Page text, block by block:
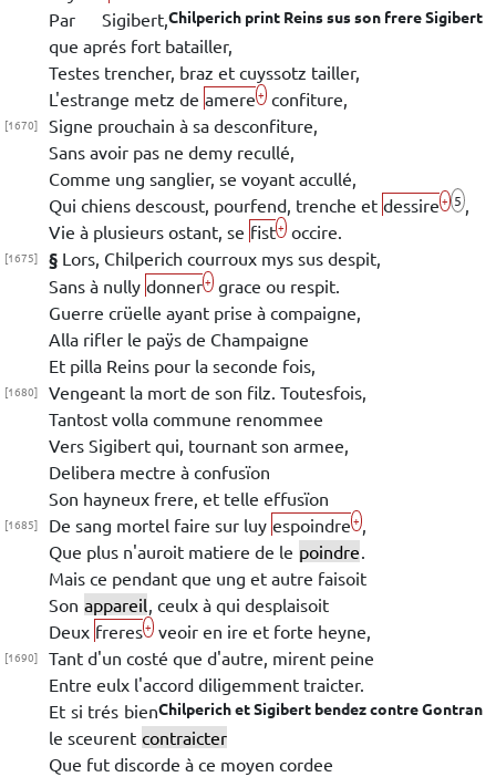
Chilperich print Reinssus son frereSigibert
Par Sigibert
que aprés fort batailler,
Testes trencher, braz et cuyssotz tailler,
L'estrange metz de amere + confiture,
[1670] Signe prouchain à sa desconfiture,
Sans avoir pas ne demy recullé,
Comme ung sanglier, se voyant accullé,
Qui chiens descoust, pourfend, trenche et dessire + 5
Vie à plusieurs ostant, se fist+ occire.
[1675] § Lors, Chilperich courroux mys sus despit,
Sans à nully donner+ grace ou respit.
Guerre crüelle ayant prise à compaigne,
Alla rifler le paÿs de Champaigne
Et pilla Reins pour la seconde fois,
[1680]
Vengeant la mort de son filz. Toutesfois,
Tantost volla commune renommee
Vers Sigibert qui, tournant son armee,
Delibera mectre à confusïon
Son hayneux frere, et telle effusïon
[1685] De sang mortel faire sur luy espoindre +
Que plus n'auroit matiere de le poindre
Mais ce pendant que ung et autre faisoit
Son appareil , ceulx à qui desplaisoit
Deux freres+ veoir en ire et forte heyne,
[1690]
Tant d'un costé que d'autre, mirent peine
Entre eulx l'accord diligemment traicter.
ChilperichetSigibert bendez contreGontran
Et si trés bien
le sceurent contraicter
Que fut discorde à ce moyen cordee